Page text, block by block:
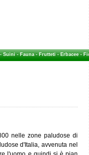
Suini-Fauna-Frutteti-Erbacee-
nelle zone paludose di
d'Italia, avvenuta nel